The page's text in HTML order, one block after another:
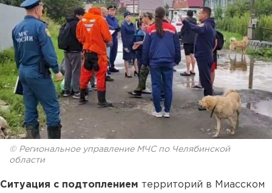
© Региональное управление МЧС по Челябинской
области
Ситуация с подтоплением территорий в Миасском